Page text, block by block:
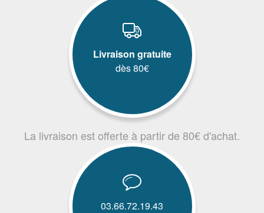
Livraison gratuite
dès 80€
La livraison est offerte à partir de 80€ d'achat.
03.66.72.19.43